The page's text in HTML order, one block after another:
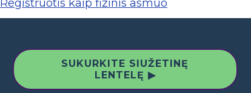
Registruotis kaip fizinis asmuo
SUKURKITE SIUŽETINĘ
LENTELĘ ▶